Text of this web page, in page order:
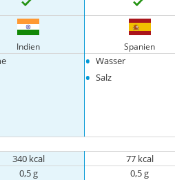
Indien Spanien
• Wasser
• Salz
340 kcal 77 kcal
0,5 g 0,5 g